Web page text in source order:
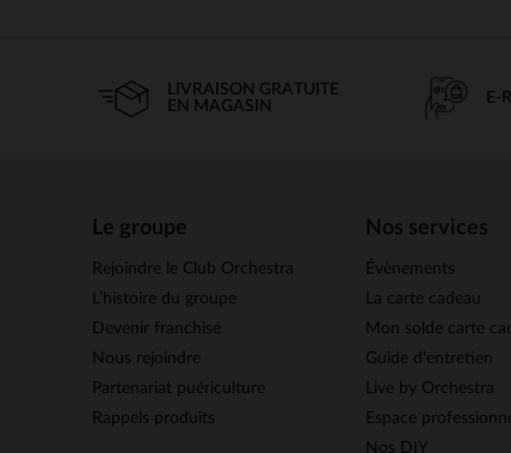
LIVRAISON GRATUITE
EN MAGASIN
E-
Le groupe
Rejoindre le Club Orchestra
L’histoire du groupe
Devenir franchisé
Nous rejoindre
Partenariat puériculture
Rappels produits
Nos services
Évènements
La carte cadeau
Mon solde carte
Guide d'entretien
Live by Orchestra
Espace
Nos DIY